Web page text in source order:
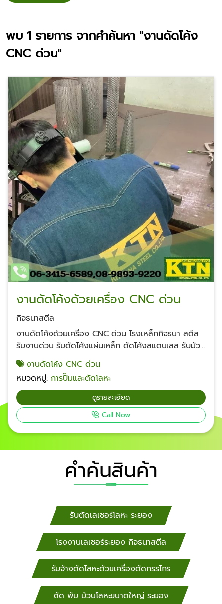
พบ 1 รายการ จากคำค้นหา "งานดัดโค้ง
CNC ด่วน"
งานดัดโค้งด้วยเครื่อง CNC ด่วน
กิจธนาสตีล
งานดัดโค้งด้วยเครื่อง CNC ด่วน โรงเหล็กกิจธนา สตีล
รับงานด่วน รับดัดโค้งแผ่นเหล็ก ดัดโค้งสแตนเลส รับม้วน
แผ่นเหล็ก สแตนเลส ม้วนแผ่นสังกะสี รูปแบบความโค้ง
และขนาดตามสั่ง ดัดปีกนก ดัดโค้งสูงสุด ด้วยเครื่อง
CNC หรือ เครื่องจักรระบบไฮดรอลิคประสิทธิภาพสูง
สามารถผลิตชิ้นงานที่มีคุณภาพและความเที่ยงตรงสูง และ
งานเชื่อมประกอบชิ้นงาน งานดัดโค้งแผ่นเหล็ก ด้วย
เครื่อง CNC ระยอง ​ งานดัดโค้งด้วยเครื่อง CNC ด่วน
สระบุรี, ลพบุรี, สมุทรปราการ, อ่างทอง, อุทัยธานี, งานดัด
โค้งด้วยเครื่อง CNC ด่วน กำแพงเพชร, ชัยนาท,
นครนายก, งานดัดโค้งด้วยเครื่อง CNC ด่วน นครปฐม,
พะเยา, แพร่, แม่ฮ่องสอน, ลำปาง, รับม้วนถัง
อุตสาหกรรม ลำพูน, อุตรดิตถ์ พิจิตร, พิษณุโลก,
เพชรบูรณ์ งานตัด เจาะรู ดัดโค้งด้วยเครื่อง CNC รับงาน
ปราจีนบุรี, ระยอง, สระแก้ว, งานดัดโค้งด้วยเครื่อง CNC
ด่วน จันทบุรี, ฉะเชิงเทรา, กาญจนบุรี, ตาก,
ประจวบคีรีขันธ์, เพชรบุรี, ราชบุรี งานตัด พับ ดัดโค้งด้วย
เครื่อง CNC ด่วน งานดัดโค้งด้วยเครื่อง CNC ด่วน
งานดัดโค้ง CNC ด่วน
หมวดหมู่:การปั๊มและตัดโลหะ
ดูรายละเอียด
Call Now
คำค้นสินค้า
รับตัดเลเซอร์โลหะ ระยอง
โรงงานเลเซอร์ระยอง กิจธนาสตีล
รับจ้างตัดโลหะด้วยเครื่องตัดกรรไกร
ตัด พับ ม้วนโลหะขนาดใหญ่ ระยอง